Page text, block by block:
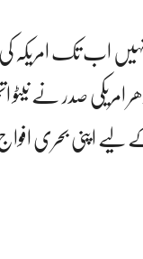
انہیں اب تک
صدر نے
لیے اپنی بحری